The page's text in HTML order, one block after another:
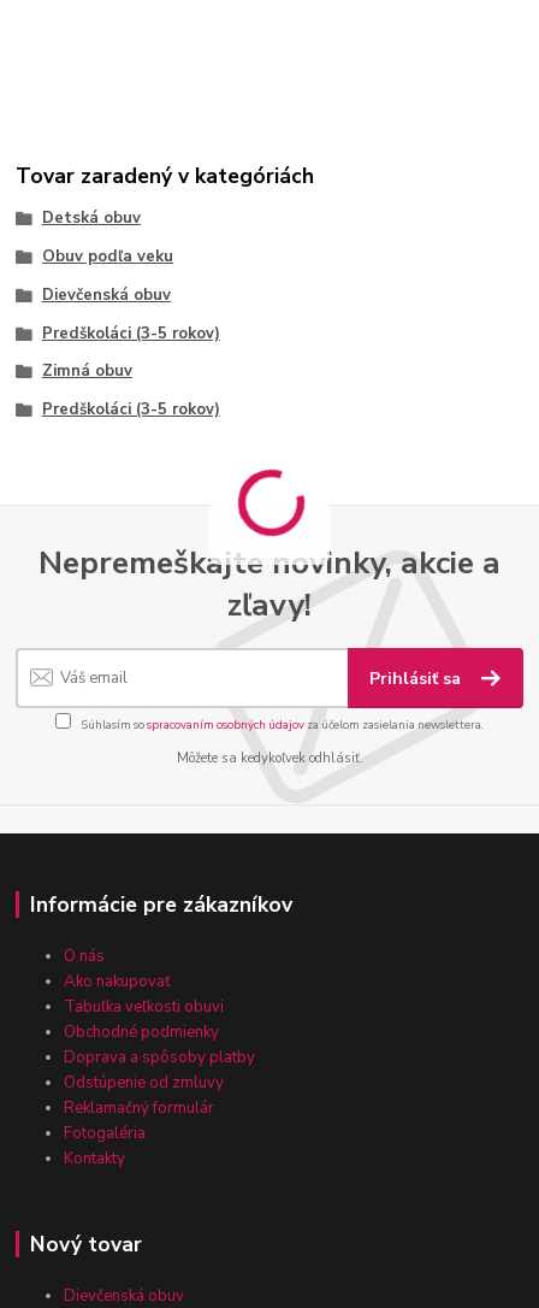
Tovar zaradený v kategóriách
Detská obuv
Obuv podľa veku
Dievčenská obuv
Predškoláci (3-5 rokov)
Zimná obuv
Predškoláci (3-5 rokov)
Nepremeškajte novinky, akcie a
zľavy!
Prihlásiť sa
Súhlasím sospracovaním osobných údajov za účelom zasielania newslettera.
Môžete sa kedykoľvek odhlásiť.
Informácie pre zákazníkov
O nás
Ako nakupovať
Tabuľka veľkosti obuvi
Obchodné podmienky
Doprava a spôsoby platby
Odstúpenie od zmluvy
Reklamačný formulár
Fotogaléria
Kontakty
Nový tovar
Dievčenská obuv